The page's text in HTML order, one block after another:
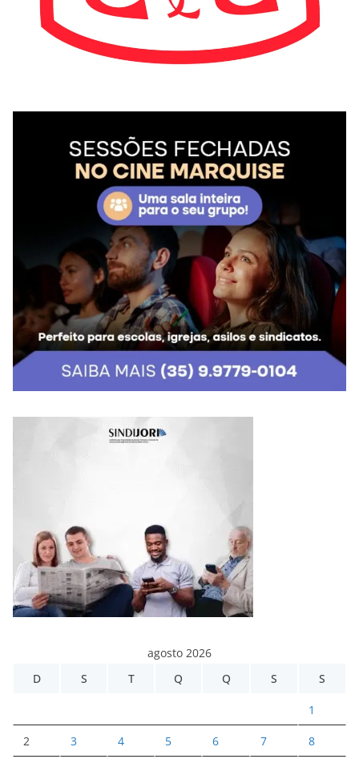
agosto 2026
D
S T Q Q S S
1
2 3 4 5 6 7 8